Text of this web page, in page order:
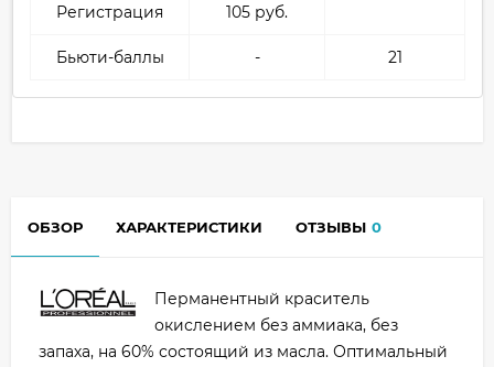
Регистрация 105 руб.
Бьюти-баллы - 21
ОБЗОР ХАРАКТЕРИСТИКИ ОТЗЫВЫ 0
Перманентный краситель
окислением без аммиака, без
запаха, на 60% состоящий из масла. Оптимальный